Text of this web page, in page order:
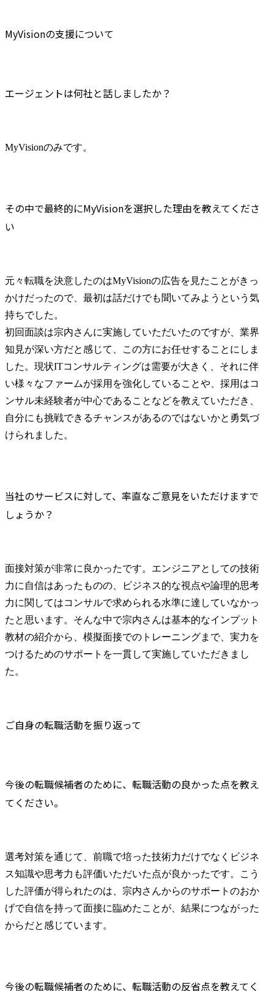
MyVisionの支援について
エージェントは何社と話しましたか？
MyVisionのみです。
その中で最終的にMyVisionを選択した理由を教えてくださ
い
元々転職を決意したのはMyVisionの広告を見たことがきっ
かけだったので、最初は話だけでも聞いてみようという気
持ちでした。
初回面談は宗内さんに実施していただいたのですが、業界
知見が深い方だと感じて、この方にお任せすることにしま
した。現状ITコンサルティングは需要が大きく、それに伴
い様々なファームが採用を強化していることや、採用はコ
ンサル未経験者が中心であることなどを教えていただき、
自分にも挑戦できるチャンスがあるのではないかと勇気づ
けられました。
当社のサービスに対して、率直なご意見をいただけますで
しょうか？
面接対策が非常に良かったです。エンジニアとしての技術
力に自信はあったものの、ビジネス的な視点や論理的思考
力に関してはコンサルで求められる水準に達していなかっ
たと思います。そんな中で宗内さんは基本的なインプット
教材の紹介から、模擬面接でのトレーニングまで、実力を
つけるためのサポートを一貫して実施していただきまし
た。
ご自身の転職活動を振り返って
今後の転職候補者のために、転職活動の良かった点を教え
てください。
選考対策を通じて、前職で培った技術力だけでなくビジネ
ス知識や思考力も評価いただいた点が良かったです。こう
した評価が得られたのは、宗内さんからのサポートのおか
げで自信を持って面接に臨めたことが、結果につながった
からだと感じています。
今後の転職候補者のために、転職活動の反省点を教えてく